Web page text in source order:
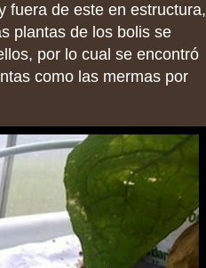
fuera de este en estructura,
plantas de los bolis se
por lo cual se encontró
como las mermas por